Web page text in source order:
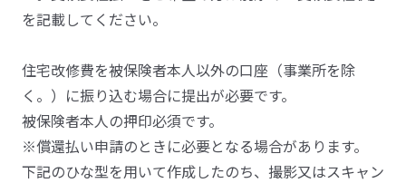
を記載してください。
住宅改修費を被保険者本人以外の口座（事業所を除
く。）に振り込む場合に提出が必要です。
被保険者本人の押印必須です。
※償還払い申請のときに必要となる場合があります。
下記のひな型を用いて作成したのち、撮影又はスキャン